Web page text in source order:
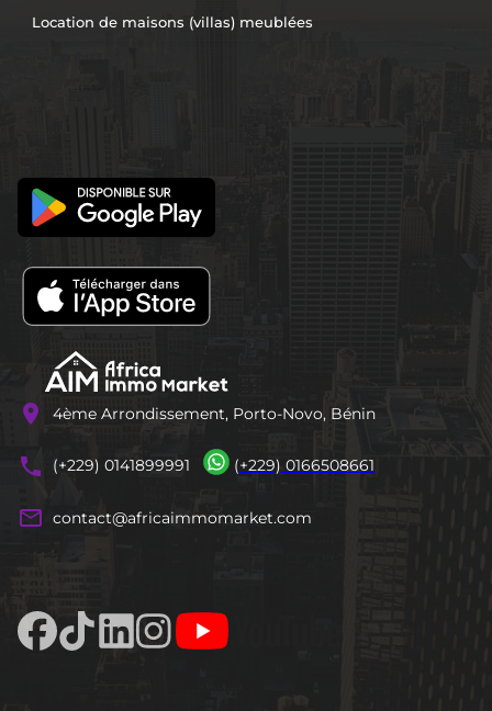
Location de maisons (villas) meublées
location_on 4ème Arrondissement, Porto-Novo, Bénin
phones(+229) 0141899991 (+229) 0166508661
mail_outline contact@africaimmomarket.com